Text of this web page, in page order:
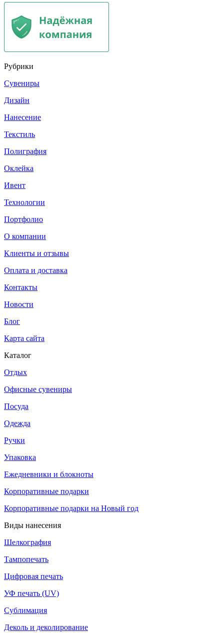
Рубрики
Сувениры
Дизайн
Нанесение
Текстиль
Полиграфия
Оклейка
Ивент
Технологии
Портфолио
О компании
Клиенты и отзывы
Оплата и доставка
Контакты
Новости
Блог
Карта сайта
Каталог
Отдых
Офисные сувениры
Посуда
Одежда
Ручки
Упаковка
Ежедневники и блокноты
Корпоративные подарки
Корпоративные подарки на Новый год
Виды нанесения
Шелкография
Тампопечать
Цифровая печать
УФ печать (UV)
Сублимация
Деколь и деколирование